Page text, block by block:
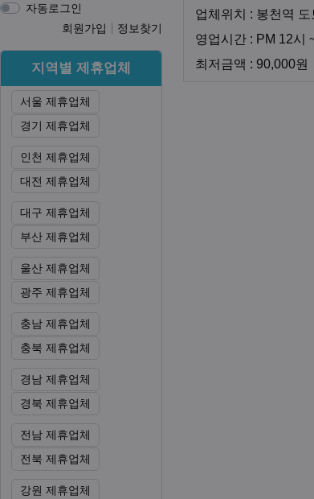
업체위치 : 봉천역 도
영업시간 : PM 12시
최저금액 : 90,000원
자동로그인
회원가입
정보찾기
지역별 제휴업체
서울 제휴업체
경기 제휴업체
인천 제휴업체
대전 제휴업체
대구 제휴업체
부산 제휴업체
울산 제휴업체
광주 제휴업체
충남 제휴업체
충북 제휴업체
경남 제휴업체
경북 제휴업체
전남 제휴업체
전북 제휴업체
강원 제휴업체